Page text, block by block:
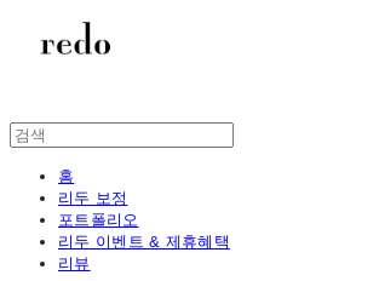
홈
리두 보정
포트폴리오
리두 이벤트 & 제휴혜택
리뷰